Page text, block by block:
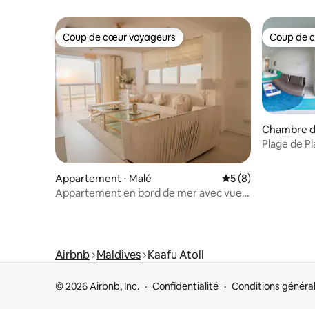
Coup de cœur voyageurs
Coup de cœur voyageurs
Appartement ⋅ Malé Évaluation
5 (8)
Appartement en bord de mer avec vue
Coup de
Coup de
Chambre
Plage de
Airbnb Maldives Kaafu Atoll
© 2026 Airbnb, Inc. Confidentialité Conditions